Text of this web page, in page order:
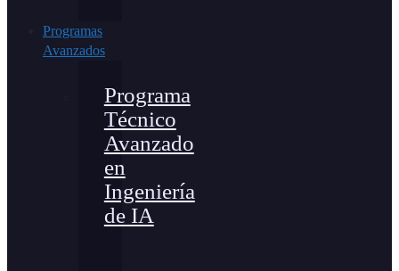
Programas
Avanzados
Programa
Técnico
Avanzado
en
Ingeniería
de IA